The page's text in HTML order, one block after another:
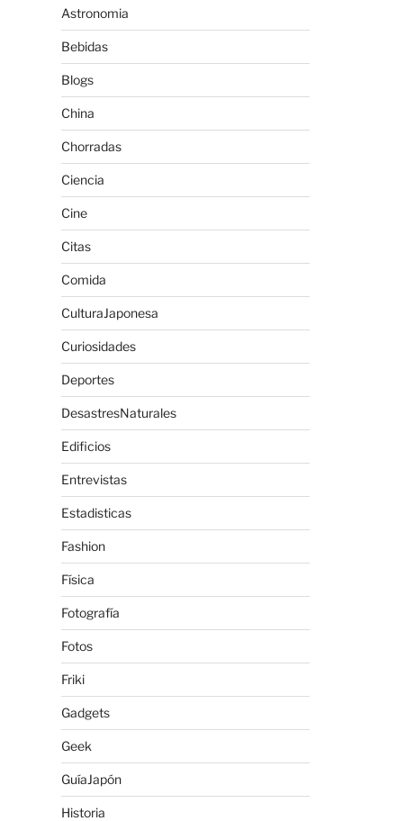
Astronomia
Bebidas
Blogs
China
Chorradas
Ciencia
Cine
Citas
Comida
CulturaJaponesa
Curiosidades
Deportes
DesastresNaturales
Edificios
Entrevistas
Estadisticas
Fashion
Física
Fotografía
Fotos
Friki
Gadgets
Geek
GuíaJapón
Historia